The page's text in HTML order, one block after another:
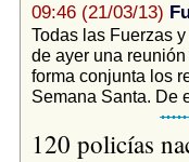
09:46 (21/03/13)
Todas las Fuerzas
de ayer una
forma conjunta los
Semana Santa. De
120 policías